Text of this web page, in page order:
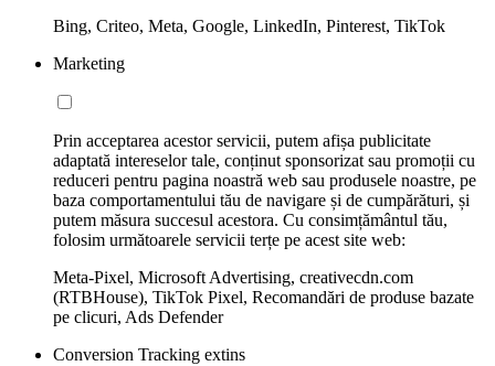
Bing, Criteo, Meta, Google, LinkedIn, Pinterest, TikTok
Marketing
Prin acceptarea acestor servicii, putem afișa publicitate
adaptată intereselor tale, conținut sponsorizat sau promoții cu
reduceri pentru pagina noastră web sau produsele noastre, pe
baza comportamentului tău de navigare și de cumpărături, și
putem măsura succesul acestora. Cu consimțământul tău,
folosim următoarele servicii terțe pe acest site web:
Meta-Pixel, Microsoft Advertising, creativecdn.com
(RTBHouse), TikTok Pixel, Recomandări de produse bazate
pe clicuri, Ads Defender
Conversion Tracking extins